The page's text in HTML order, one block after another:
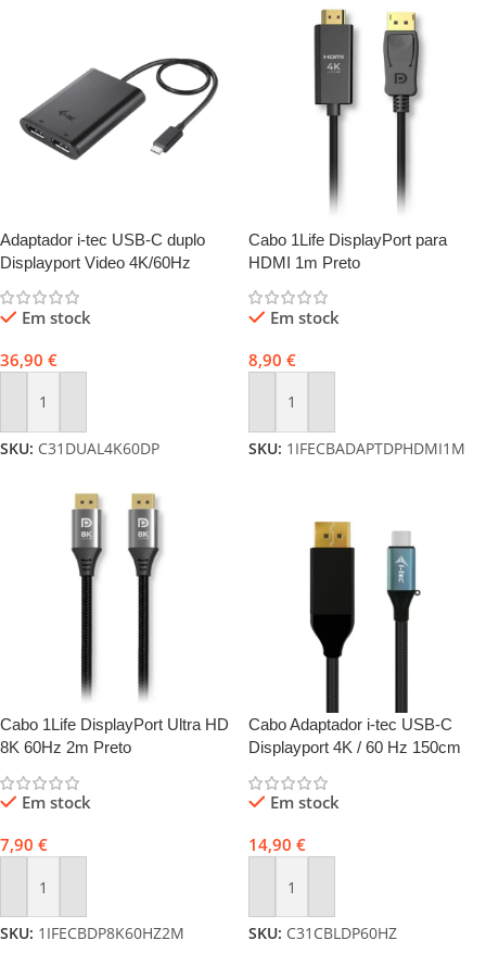
Adaptador i-tec USB-C duplo
Displayport Video 4K/60Hz
Em stock
36,90 €
Adicionar
SKU: C31DUAL4K60DP
Cabo 1Life DisplayPort para
HDMI 1m Preto
Em stock
8,90 €
Adicionar
SKU: 1IFECBADAPTDPHDMI1M
Cabo 1Life DisplayPort Ultra HD
8K 60Hz 2m Preto
Em stock
7,90 €
Adicionar
SKU: 1IFECBDP8K60HZ2M
Cabo Adaptador i-tec USB-C
Displayport 4K / 60 Hz 150cm
Em stock
14,90 €
Adicionar
SKU: C31CBLDP60HZ